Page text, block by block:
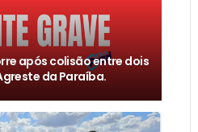
após colisão entre dois
da Paraíba.